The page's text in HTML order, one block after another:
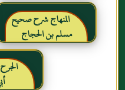
المنهاج شرح صحيح
مسلم بن الحجاج